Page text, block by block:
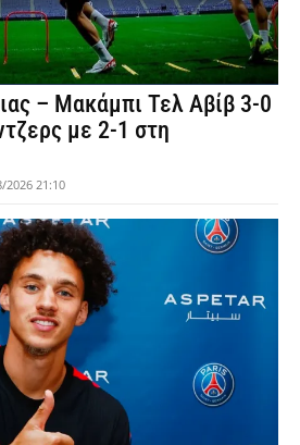
– Μακάμπι Τελ Αβίβ 3-0
με 2-1 στη
2026 21:10